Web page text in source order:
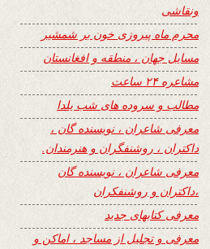
ونقاشی
محرم ماه پیروزی خون بر شمشیر
مسایل جهان ، منطقه و افغانستان
مشاعره ۲۴ ساعت
مطالب و سروده های شب یلدا
معرفی شاعران ، نویسنده گان ،
داکتران ، روشنفگران و هنرمندان.
معرفی شاعران ، نویسنده گان
،داکتران و روشنفکران
معرفی کتابهای جدید
معرفی و تجلیل از مساجد ، اماکن و